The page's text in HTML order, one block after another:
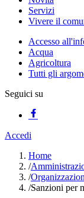
Servizi
Vivere il
Accesso
Acqua
Agricoltura
Tutti gli
Seguici su
Accedi
Home
/
/
/Sanzioni per